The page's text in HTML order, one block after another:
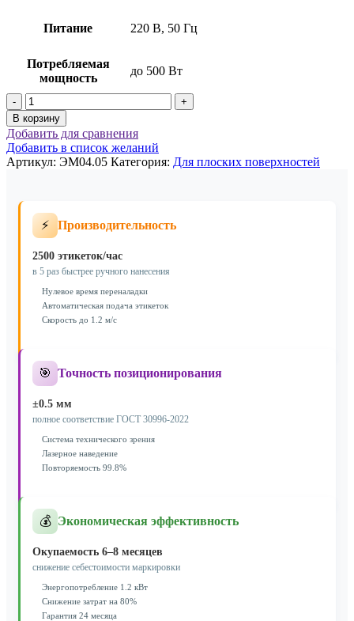
Питание 220 В, 50 Гц
Потребляемая
мощность
до 500 Вт
Количество
товара
Автоматическая
этикетировочная
машина
вакуумного
В корзину
Добавить для сравнения
Добавить в список желаний
Артикул: ЭМ04.05 Категория: Для плоских поверхностей
⚡ Производительность
2500 этикеток/час
в 5 раз быстрее ручного нанесения
Нулевое время переналадки
Автоматическая подача этикеток
Скорость до 1.2 м/с
🎯 Точность позиционирования
±0.5 мм
полное соответствие ГОСТ 30996-2022
Система технического зрения
Лазерное наведение
Повторяемость 99.8%
💰 Экономическая эффективность
Окупаемость 6–8 месяцев
снижение себестоимости маркировки
Энергопотребление 1.2 кВт
Снижение затрат на 80%
Гарантия 24 месяца